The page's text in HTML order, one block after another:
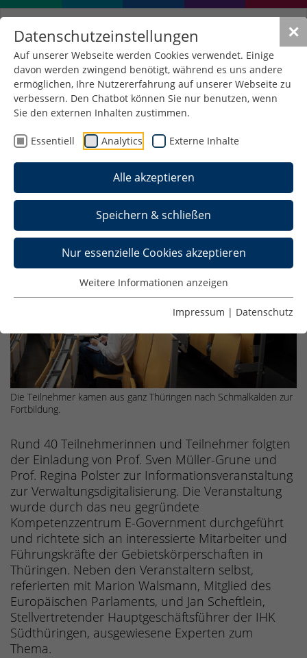
✕
Datenschutzeinstellungen
Auf unserer Webseite werden Cookies verwendet. Einige
davon werden zwingend benötigt, während es uns andere
ermöglichen, Ihre Nutzererfahrung auf unserer Webseite zu
verbessern. Den Chatbot können Sie nur benutzen, wenn
Sie den externen Inhalten zustimmen.
Essentiell Analytics Externe Inhalte
Alle akzeptieren
Speichern & schließen
Nur essenzielle Cookies akzeptieren
Weitere Informationen anzeigen
Impressum | Datenschutz
Informationsveranstaltung
zur digitalen Verwaltung
04. November 2024/Allgemein , Informatik ,
Die Teilnehmer kamen aus ganz Thüringen nach Schmalkalden zur
Fortbildung.
Rund 40 Teilnehmerinnen und Teilnehmer folgten
der Einladung von Prof. Sven Müller-Grune und
Prof. Regina Polster zur Informationsveranstaltung
zur Verwaltungsdigitalisierung. Die Veranstaltung
wurde durch das neu gegründete
Kompetenzzentrum E-Government durchgeführt
und richtete sich an interessierte Mitarbeiter und
Führungskräfte der Gebietskörperschaften in
Thüringen. Neben den Veranstaltern selbst,
referierten mit Marion Walsmann, Mitglied des
Europäischen Parlaments, und Jan Scheftlein,
Stellvertretender Hauptgeschäftsführer der IHK
Südthüringen, ausgewiesene Experten zum
Thema.